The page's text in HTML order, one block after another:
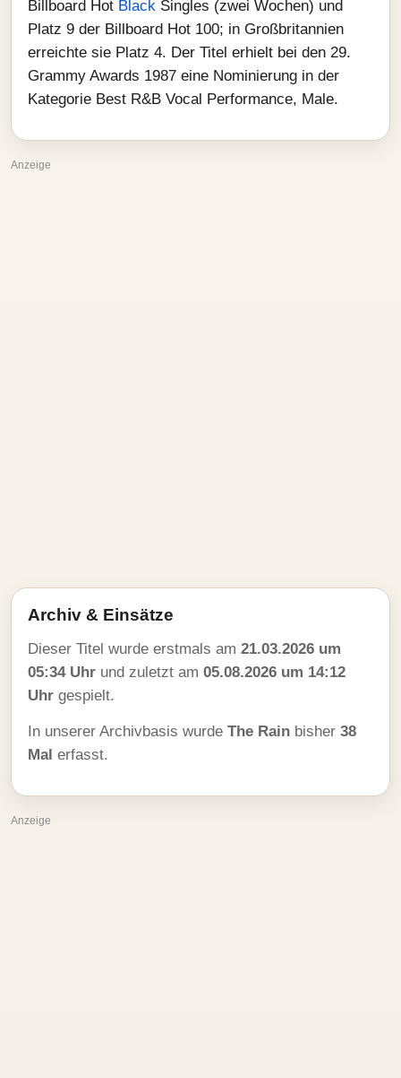
Billboard Hot Black Singles (zwei Wochen) und
Platz 9 der Billboard Hot 100; in Großbritannien
erreichte sie Platz 4. Der Titel erhielt bei den 29.
Grammy Awards 1987 eine Nominierung in der
Kategorie Best R&B Vocal Performance, Male.
Anzeige
Archiv & Einsätze
Dieser Titel wurde erstmals am 21.03.2026 um
05:34 Uhr und zuletzt am 05.08.2026 um 14:12
Uhr gespielt.
In unserer Archivbasis wurde The Rain bisher 38
Mal erfasst.
Anzeige